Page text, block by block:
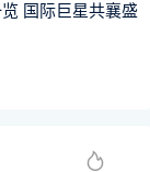
国际巨星共襄盛